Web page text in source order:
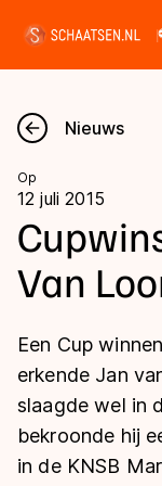
Nieuws
Kalender
Disciplines
Langebaan
Shorttrack
Inlineskaten
Uitslagen
Langebaan
Shorttrack
Marathon
Tijden &
Ranglijsten
Nieuws
Op
12 juli 2015
Van
Een Cup
erkende Jan
slaagde wel in
bekroonde hij
in de KNSB